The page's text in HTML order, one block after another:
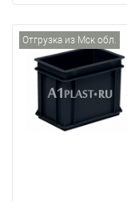
Отгрузка из Мск обл.